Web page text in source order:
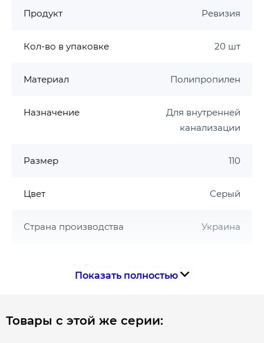
Продукт Ревизия
Кол-во в упаковке 20 шт
Материал Полипропилен
Назначение
Для внутренней
канализации
Размер 110
Цвет Серый
Страна производства Украина
Показать полностью
Товары с этой же серии: